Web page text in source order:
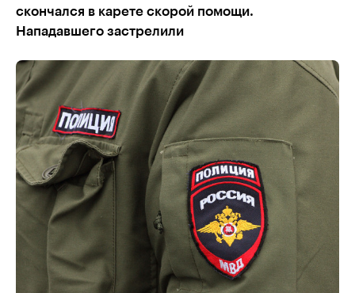
скончался в карете скорой помощи.
Нападавшего застрелили